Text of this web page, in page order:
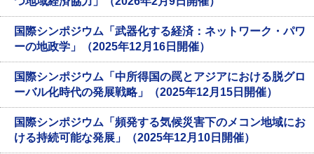
国際シンポジウム「武器化する経済：ネットワーク・パワ
ーの地政学」（2025年12月16日開催）
国際シンポジウム「中所得国の罠とアジアにおける脱グロ
ーバル化時代の発展戦略」（2025年12月15日開催）
国際シンポジウム「頻発する気候災害下のメコン地域にお
ける持続可能な発展」（2025年12月10日開催）